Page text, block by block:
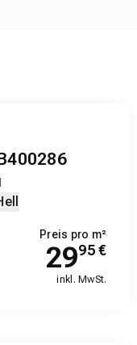
Preis pro m²
2995€
inkl. MwSt.